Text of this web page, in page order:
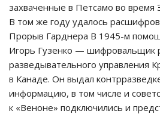
захваченные в Петсамо во время
В том же году удалось
Прорыв Гарднера В 1945-м
Игорь Гузенко — шифровальщик
разведывательного управления
в Канаде. Он выдал
информацию, в том числе и
к «Веноне» подключились и